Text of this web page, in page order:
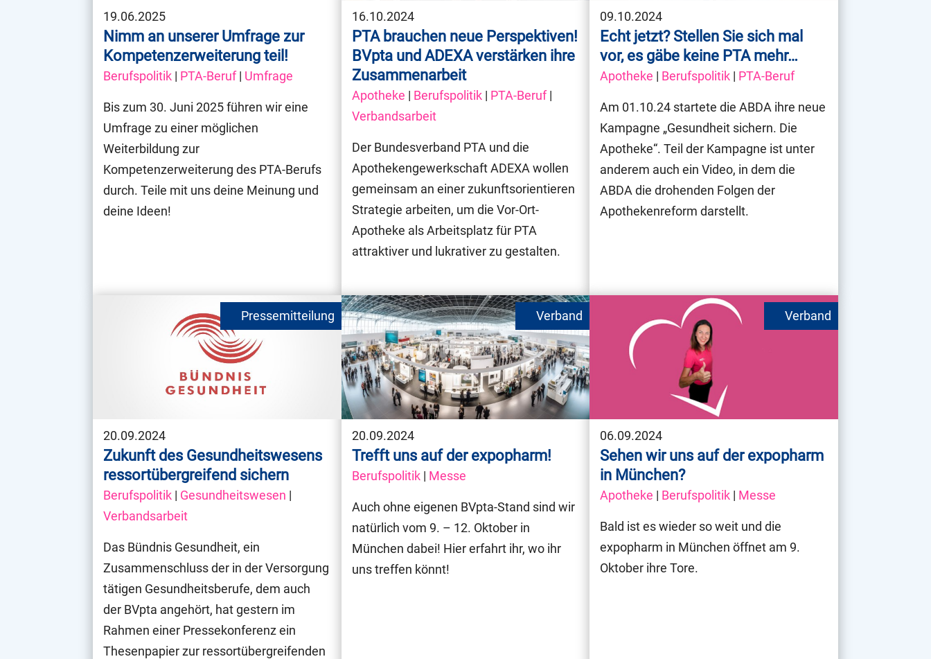
19.06.2025
Nimm an unserer Umfrage zur
Kompetenzerweiterung teil!
Berufspolitik | PTA-Beruf| Umfrage
Bis zum 30. Juni 2025 führen wir eine
Umfrage zu einer möglichen
Weiterbildung zur
Kompetenzerweiterung des PTA-Berufs
durch. Teile mit uns deine Meinung und
deine Ideen!
16.10.2024
PTA brauchen neue Perspektiven!
BVpta und ADEXA verstärken ihre
Zusammenarbeit
Apotheke | Berufspolitik| PTA-Beruf|
Verbandsarbeit
Der Bundesverband PTA und die
Apothekengewerkschaft ADEXA wollen
gemeinsam an einer zukunftsorientieren
Strategie arbeiten, um die Vor-Ort-
Apotheke als Arbeitsplatz für PTA
attraktiver und lukrativer zu gestalten.
09.10.2024
Echt jetzt? Stellen Sie sich mal
vor, es gäbe keine PTA mehr…
Apotheke | Berufspolitik | PTA-Beruf
Am 01.10.24 startete die ABDA ihre neue
Kampagne „Gesundheit sichern. Die
Apotheke“. Teil der Kampagne ist unter
anderem auch ein Video, in dem die
ABDA die drohenden Folgen der
Apothekenreform darstellt.
20.09.2024
Zukunft des Gesundheitswesens
ressortübergreifend sichern
Berufspolitik | Gesundheitswesen |
Verbandsarbeit
Das Bündnis Gesundheit, ein
Zusammenschluss der in der Versorgung
tätigen Gesundheitsberufe, dem auch
der BVpta angehört, hat gestern im
Rahmen einer Pressekonferenz ein
Thesenpapier zur ressortübergreifenden
20.09.2024
Trefft uns auf der expopharm!
Berufspolitik| Messe
Auch ohne eigenen BVpta-Stand sind wir
natürlich vom 9. – 12. Oktober in
München dabei! Hier erfahrt ihr, wo ihr
uns treffen könnt!
06.09.2024
Sehen wir uns auf der expopharm
in München?
Apotheke | Berufspolitik | Messe
Bald ist es wieder so weit und die
expopharm in München öffnet am 9.
Oktober ihre Tore.